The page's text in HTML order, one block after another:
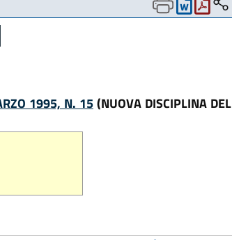
1995, N. 15(NUOVA DISCIPLINA DEL